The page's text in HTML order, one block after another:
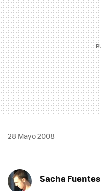
28 Mayo 2008
Sacha Fuentes